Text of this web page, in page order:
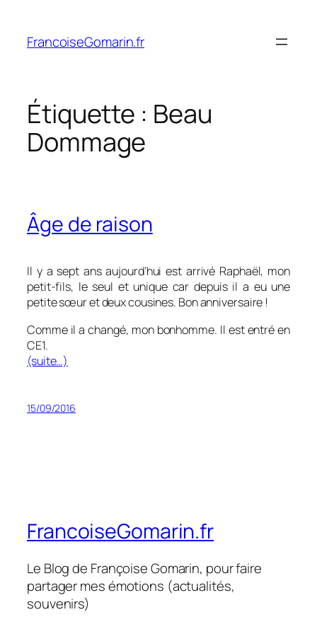
contenu
FrancoiseGomarin.fr
Étiquette : Beau
Dommage
Âge de raison
Il y a sept ans aujourd’hui est arrivé Raphaël, mon
petit-fils, le seul et unique car depuis il a eu une
petite sœur et deux cousines. Bon anniversaire !
Comme il a changé, mon bonhomme. Il est entré en
CE1.
(suite…)
15/09/2016
FrancoiseGomarin.fr
Le Blog de Françoise Gomarin, pour faire
partager mes émotions (actualités,
souvenirs)